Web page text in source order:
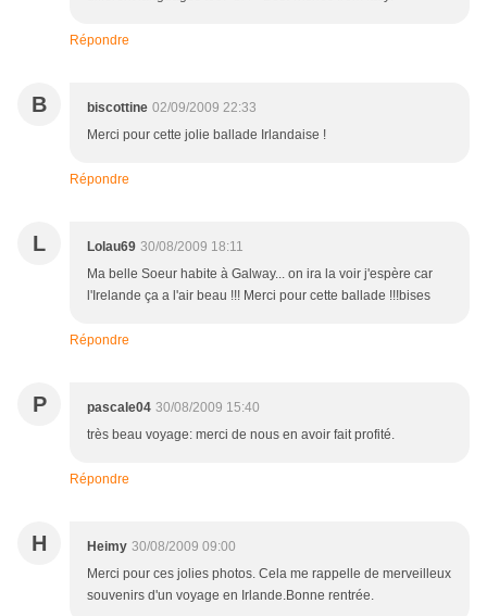
Répondre
B biscottine 02/09/2009 22:33
Merci pour cette jolie ballade Irlandaise !
Répondre
L Lolau69 30/08/2009 18:11
Ma belle Soeur habite à Galway... on ira la voir j'espère car
l'Irelande ça a l'air beau !!! Merci pour cette ballade !!!bises
Répondre
P pascale04 30/08/2009 15:40
très beau voyage: merci de nous en avoir fait profité.
Répondre
H Heimy 30/08/2009 09:00
Merci pour ces jolies photos. Cela me rappelle de merveilleux
souvenirs d'un voyage en Irlande.Bonne rentrée.